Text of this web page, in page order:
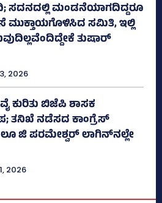
ಸದನದಲ್ಲಿ ಮಂಡನೆಯಾಗದಿದ್ದರೂ
ಸಮಿತಿ, ಇಲ್ಲಿ
ತುಷಾರ್
2026
ಬಿಜೆಪಿ ಶಾಸಕ
ತನಿಖೆ ನಡೆಸದ ಕಾಂಗ್ರೆಸ್‌
ಜಿ ಪರಮೇಶ್ವರ್ ಲಾಗಿನ್‌ನಲ್ಲೇ
2026